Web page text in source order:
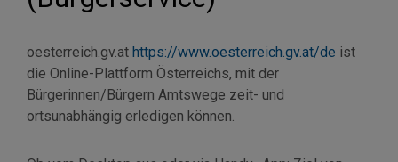
oesterreich.gv.at https://www.oesterreich.gv.at/de ist
die Online-Plattform Österreichs, mit der
Bürgerinnen/Bürgern Amtswege zeit- und
ortsunabhängig erledigen können.